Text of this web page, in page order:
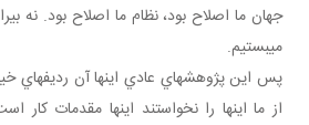
جهان ما اصلاح بود، نظام ما اصلاح بود. نه
مي بستيم.
پس اين پژوهش هاي عادي اينها آن رديف هاي
از ما اينها را نخواستند اينها مقدمات